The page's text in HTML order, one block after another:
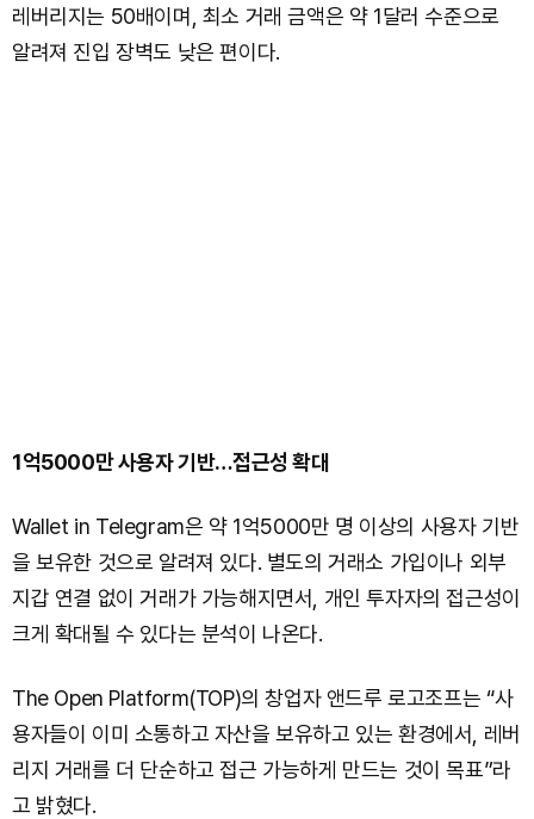
레버리지는 50배이며, 최소 거래 금액은 약 1달러 수준으로
알려져 진입 장벽도 낮은 편이다.
1억5000만 사용자 기반…접근성 확대
Wallet in Telegram은 약 1억5000만 명 이상의 사용자 기반
을 보유한 것으로 알려져 있다. 별도의 거래소 가입이나 외부
지갑 연결 없이 거래가 가능해지면서, 개인 투자자의 접근성이
크게 확대될 수 있다는 분석이 나온다.
The Open Platform(TOP)의 창업자 앤드루 로고조프는 “사
용자들이 이미 소통하고 자산을 보유하고 있는 환경에서, 레버
리지 거래를 더 단순하고 접근 가능하게 만드는 것이 목표”라
고 밝혔다.